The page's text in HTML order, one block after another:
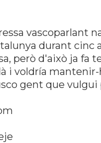
vascoparlant
durant cinc
però d'això ja fa
i voldría
gent que vulgui